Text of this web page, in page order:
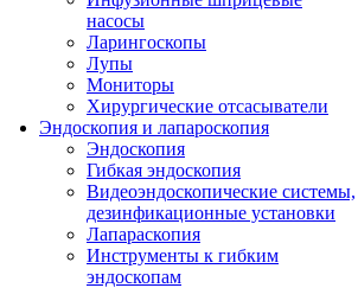
насосы
Ларингоскопы
Лупы
Мониторы
Хирургические отсасыватели
Эндоскопия и лапароскопия
Эндоскопия
Гибкая эндоскопия
Видеоэндоскопические системы,
дезинфикационные установки
Лапараскопия
Инструменты к гибким
эндоскопам